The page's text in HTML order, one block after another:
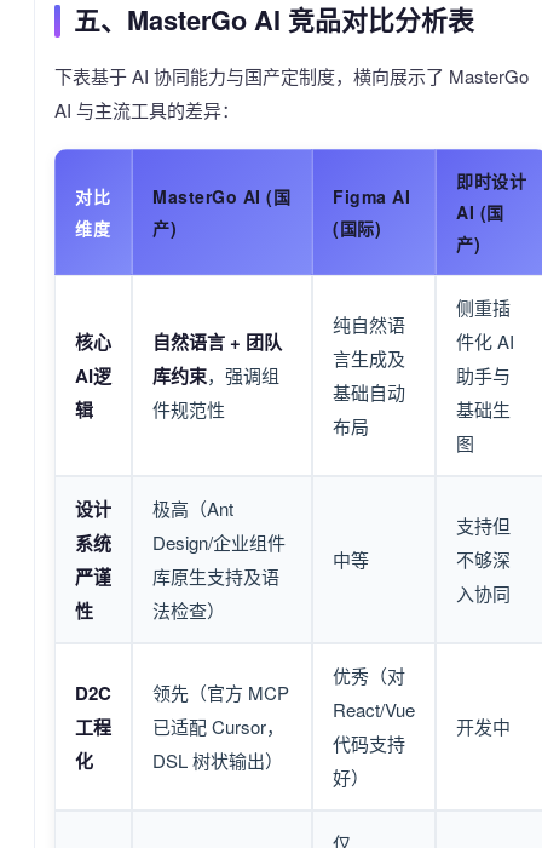
五、MasterGo AI 竞品对比分析表
下表基于 AI 协同能力与国产定制度，横向展示了 MasterGo
AI 与主流工具的差异：
对比
维度
MasterGo AI (国
产)
Figma AI
(国际)
即时设计
AI (国
产)
核心
AI逻
辑
自然语言 + 团队
库约束，强调组
件规范性
纯自然语
言生成及
基础自动
布局
侧重插
件化 AI
助手与
基础生
图
设计
系统
严谨
性
极高（Ant
Design/企业组件
库原生支持及语
法检查）
中等
支持但
不够深
入协同
D2C
工程
化
领先（官方 MCP
已适配 Cursor，
DSL 树状输出）
优秀（对
React/Vue
代码支持
好）
开发中